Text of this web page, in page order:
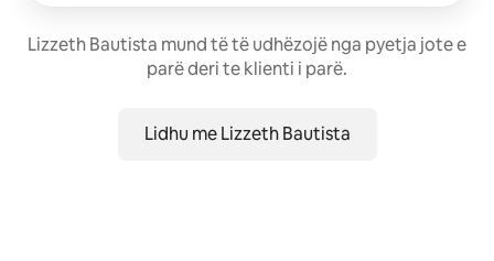
Lizzeth Bautista mund të të udhëzojë nga pyetja jote e
parë deri te klienti i parë.
Lidhu me Lizzeth Bautista